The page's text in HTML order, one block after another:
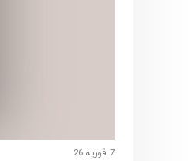
7 فوریه 26